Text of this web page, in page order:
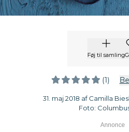
Føj til samling
(1)
31. maj 2018 af Camilla
Foto: